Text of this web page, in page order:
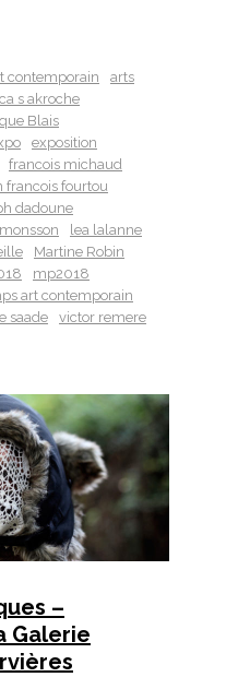
contemporain
arts
s akroche
Blais
exposition
francois michaud
francois fourtou
dadoune
lea lalanne
Martine Robin
mp2018
art contemporain
saade
victor remere
–
Galerie